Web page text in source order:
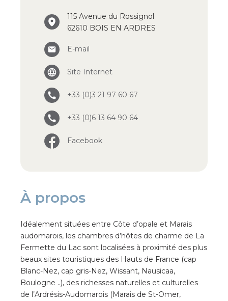
115 Avenue du Rossignol
62610 BOIS EN ARDRES
E-mail
Site Internet
+33 (0)3 21 97 60 67
+33 (0)6 13 64 90 64
Facebook
À propos
Idéalement situées entre Côte d’opale et Marais
audomarois, les chambres d’hôtes de charme de La
Fermette du Lac sont localisées à proximité des plus
beaux sites touristiques des Hauts de France (cap
Blanc-Nez, cap gris-Nez, Wissant, Nausicaa,
Boulogne ..), des richesses naturelles et culturelles
de l’Ardrésis-Audomarois (Marais de St-Omer,